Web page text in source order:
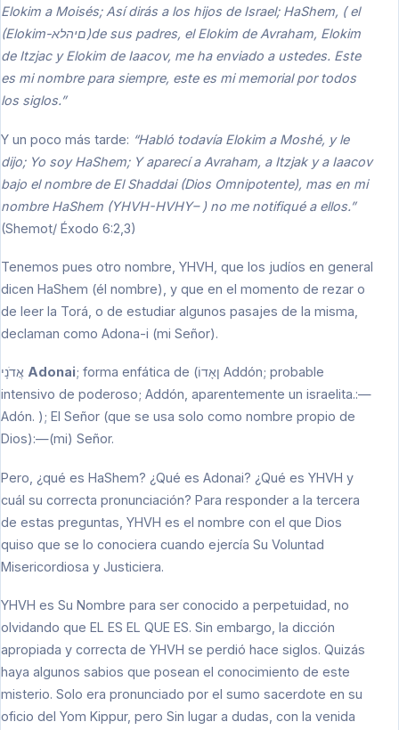
Elokim a Moisés; Así dirás a los hijos de Israel; HaShem, ( el
(Elokim-םיהלא)de sus padres, el Elokim de Avraham, Elokim
de Itzjac y Elokim de Iaacov, me ha enviado a ustedes. Este
es mi nombre para siempre, este es mi memorial por todos
los siglos.”
Y un poco más tarde: “Habló todavía Elokim a Moshé, y le
dijo; Yo soy HaShem; Y aparecí a Avraham, a Itzjak y a Iaacov
bajo el nombre de El Shaddai (Dios Omnipotente), mas en mi
nombre HaShem (YHVH-HVHY– ) no me notifiqué a ellos.”
(Shemot/ Éxodo 6:2,3)
Tenemos pues otro nombre, YHVH, que los judíos en general
dicen HaShem (él nombre), y que en el momento de rezar o
de leer la Torá, o de estudiar algunos pasajes de la misma,
declaman como Adona-i (mi Señor).
Adonai; forma enfática de (ןאָדוֹ Addón; probable
intensivo de poderoso; Addón, aparentemente un israelita.:—
Adón. ); El Señor (que se usa solo como nombre propio de
Dios):—(mi) Señor.
Pero, ¿qué es HaShem? ¿Qué es Adonai? ¿Qué es YHVH y
cuál su correcta pronunciación? Para responder a la tercera
de estas preguntas, YHVH es el nombre con el que Dios
quiso que se lo conociera cuando ejercía Su Voluntad
Misericordiosa y Justiciera.
YHVH es Su Nombre para ser conocido a perpetuidad, no
olvidando que EL ES EL QUE ES. Sin embargo, la dicción
apropiada y correcta de YHVH se perdió hace siglos. Quizás
haya algunos sabios que posean el conocimiento de este
misterio. Solo era pronunciado por el sumo sacerdote en su
oficio del Yom Kippur, pero Sin lugar a dudas, con la venida